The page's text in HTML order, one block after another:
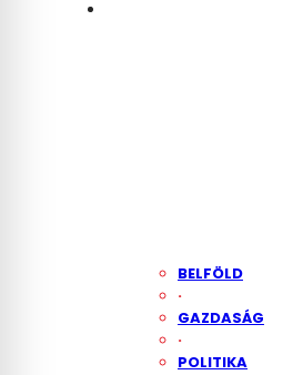
BELFÖLD
·
GAZDASÁG
·
POLITIKA